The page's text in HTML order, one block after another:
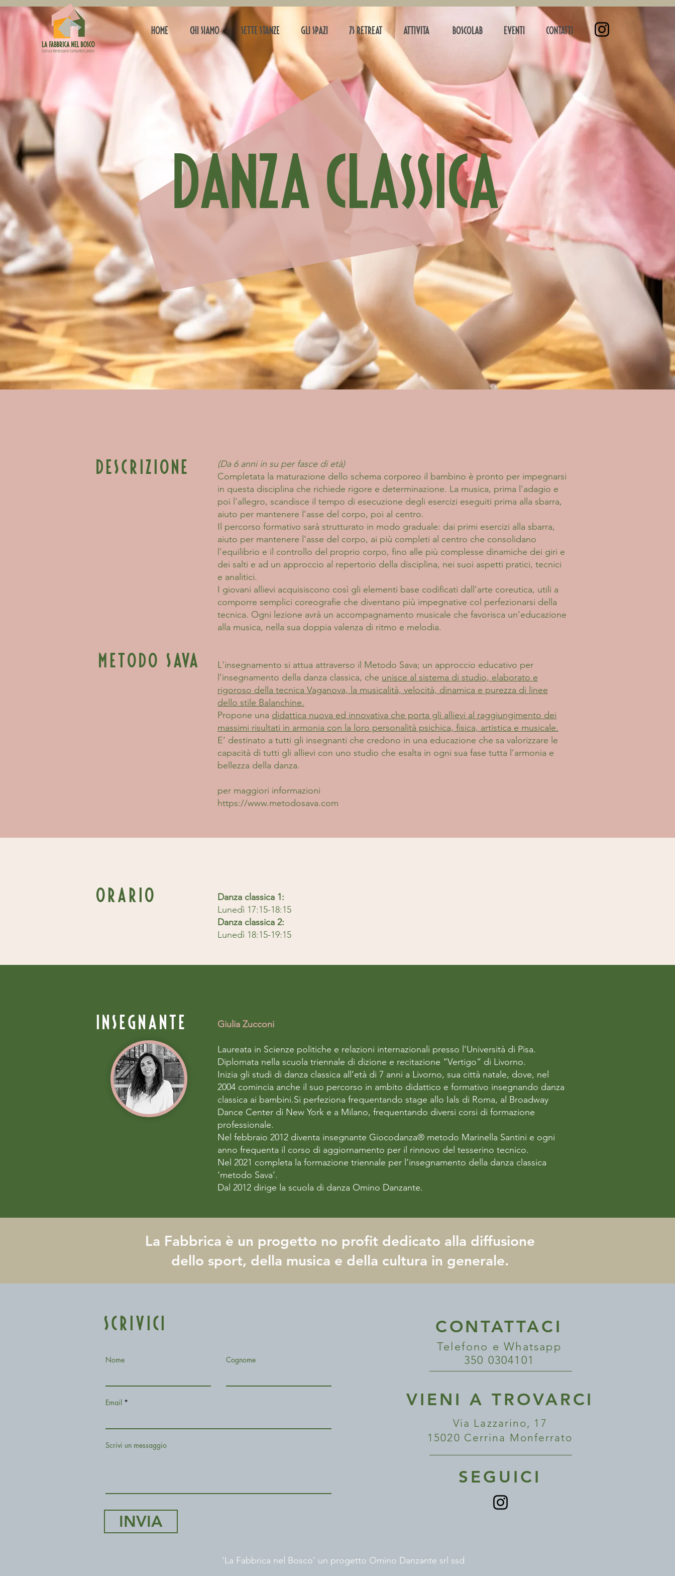
HOME Chi siamo SETTE STANZE GLI SPAZI 7s-retreat ATTIVITA' BOSCOLAB EVENTI CONTATTI
danza classica
descrizione
metodo sava
(Da 6 anni in su per fasce di età)
Completata la maturazione dello schema corporeo il bambino è pronto per impegnarsi
in questa disciplina che richiede rigore e determinazione. La musica, prima l'adagio e
poi l'allegro, scandisce il tempo di esecuzione degli esercizi eseguiti prima alla sbarra,
aiuto per mantenere l'asse del corpo, poi al centro.
Il percorso formativo sarà strutturato in modo graduale: dai primi esercizi alla sbarra,
aiuto per mantenere l'asse del corpo, ai più completi al centro che consolidano
l'equilibrio e il controllo del proprio corpo, fino alle più complesse dinamiche dei giri e
dei salti e ad un approccio al repertorio della disciplina, nei suoi aspetti pratici, tecnici
e analitici.
I giovani allievi acquisiscono così gli elementi base codificati dall'arte coreutica, utili a
comporre semplici coreografie che diventano più impegnative col perfezionarsi della
tecnica. Ogni lezione avrà un accompagnamento musicale che favorisca un'educazione
alla musica, nella sua doppia valenza di ritmo e melodia.
L'insegnamento si attua attraverso il Metodo Sava; un approccio educativo per
l’insegnamento della danza classica, che unisce al sistema di studio, elaborato e
rigoroso della tecnica Vaganova, la musicalità, velocità, dinamica e purezza di linee
dello stile Balanchine.
Propone una didattica nuova ed innovativa che porta gli allievi al raggiungimento dei
massimi risultati in armonia con la loro personalità psichica, fisica, artistica e musicale.
E’ destinato a tutti gli insegnanti che credono in una educazione che sa valorizzare le
capacità di tutti gli allievi con uno studio che esalta in ogni sua fase tutta l’armonia e
bellezza della danza.
per maggiori informazioni
https://www.metodosava.com
ORARIO
Danza classica 1:
Lunedì 17:15-18:15
Danza classica 2:
Lunedì 18:15-19:15
insegnante Giulia Zucconi
Laureata in Scienze politiche e relazioni internazionali presso l’Università di Pisa.
Diplomata nella scuola triennale di dizione e recitazione “Vertigo” di Livorno.
Inizia gli studi di danza classica all’età di 7 anni a Livorno, sua città natale, dove, nel
2004 comincia anche il suo percorso in ambito didattico e formativo insegnando danza
classica ai bambini.Si perfeziona frequentando stage allo Ials di Roma, al Broadway
Dance Center di New York e a Milano, frequentando diversi corsi di formazione
professionale.
Nel febbraio 2012 diventa insegnante Giocodanza® metodo Marinella Santini e ogni
anno frequenta il corso di aggiornamento per il rinnovo del tesserino tecnico.
Nel 2021 completa la formazione triennale per l’insegnamento della danza classica
‘metodo Sava’.
Dal 2012 dirige la scuola di danza Omino Danzante.
La Fabbrica è un progetto no profit dedicato alla diffusione
dello sport, della musica e della cultura in generale.
SCRIVICI
Nome Cognome
Email
Scrivi un messaggio
INVIA
CONTATTACI
Telefono e Whatsapp
350 0304101
VIENI A TROVARCI
Via Lazzarino, 17
15020 Cerrina Monferrato
SEGUICI
'La Fabbrica nel Bosco' un progetto Omino Danzante srl ssd